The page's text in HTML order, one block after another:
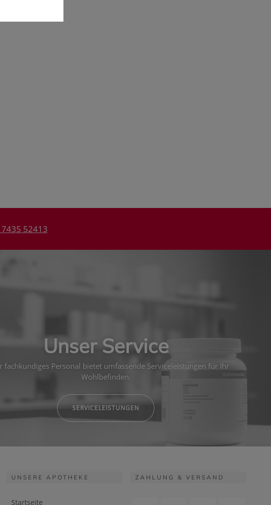
52413
Unser Service
fachkundiges Personal bietet umfassende Serviceleistungen für Ihr
Wohlbefinden.
SERVICELEISTUNGEN
UNSERE APOTHEKE
Startseite
ZAHLUNG & VERSAND